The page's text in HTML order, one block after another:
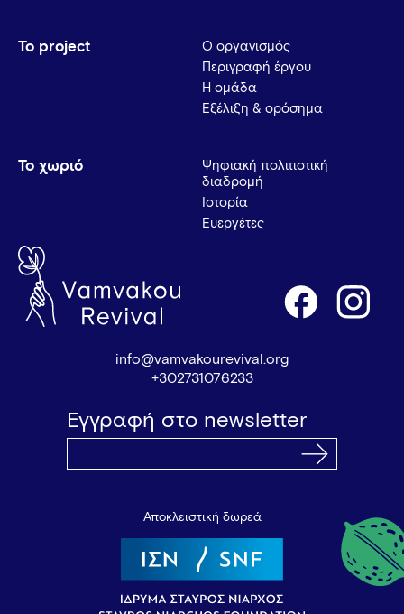
Το project
Ο οργανισμός
Περιγραφή έργου
Η ομάδα
Εξέλιξη & ορόσημα
Το χωριό
Ψηφιακή πολιτιστική
διαδρομή
Ιστορία
Ευεργέτες
info@vamvakourevival.org
+302731076233
Εγγραφή στο newsletter
Αποκλειστική δωρεά